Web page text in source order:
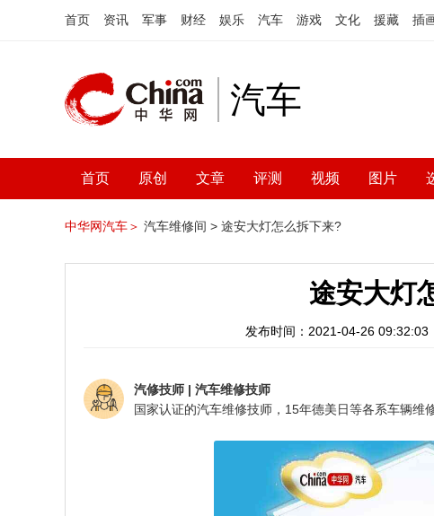
首页 资讯 军事 财经 娱乐 汽车 游戏 文化 援藏 插
汽车
首页 原创 文章 评测 视频 图片
中华网汽车＞ 汽车维修间 > 途安大灯怎么拆下来?
途安大灯
发布时间：2021-04-26 09:32:03
汽修技师 | 汽车维修技师